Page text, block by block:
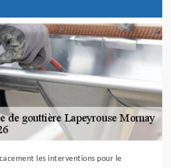
les interventions pour le